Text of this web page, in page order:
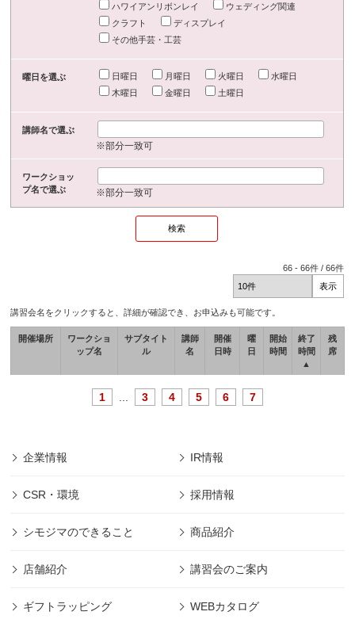
ハワイアンリボンレイ
ウェディング関連
クラフト
ディスプレイ
その他手芸・工芸
曜日を選ぶ 日曜日 月曜日 火曜日
水曜日
木曜日
金曜日 土曜日
講師名で選ぶ
※部分一致可
ワークショッ
プ名で選ぶ
※部分一致可
66 -66件 /66件
講習会名をクリックすると、詳細が確認でき、お申込みも可能です。
開催場所
ワークショ
ップ名
サブタイト
ル
講師
名
開催
日時
曜
日
開始
時間
終了
時間
▲
残
席
1 3 4 5 6 7
企業情報 IR情報
CSR・環境 採用情報
シモジマのできること 商品紹介
店舗紹介 講習会のご案内
ギフトラッピング WEBカタログ